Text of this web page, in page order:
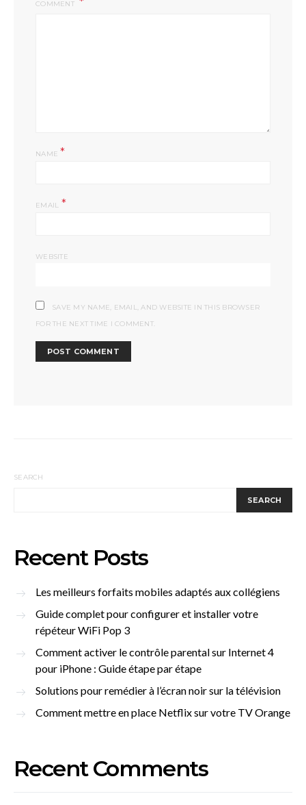
COMMENT
NAME *
EMAIL *
WEBSITE
SAVE MY NAME, EMAIL, AND WEBSITE IN THIS BROWSER
FOR THE NEXT TIME I COMMENT.
SEARCH
SEARCH
Recent Posts
Les meilleurs forfaits mobiles adaptés aux collégiens
Guide complet pour configurer et installer votre
répéteur WiFi Pop 3
Comment activer le contrôle parental sur Internet 4
pour iPhone : Guide étape par étape
Solutions pour remédier à l’écran noir sur la télévision
Comment mettre en place Netflix sur votre TV Orange
Recent Comments